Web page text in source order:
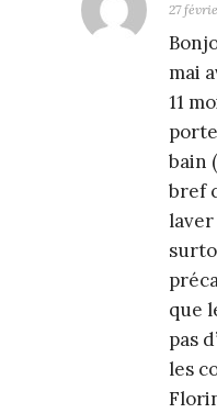
27
mai
11
bain
bref
que
pas
les